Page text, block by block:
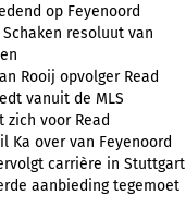
op Feyenoord
resoluut van
Rooij opvolger Read
vanuit de MLS
zich voor Read
Ka over van Feyenoord
carrière in Stuttgart
aanbieding tegemoet